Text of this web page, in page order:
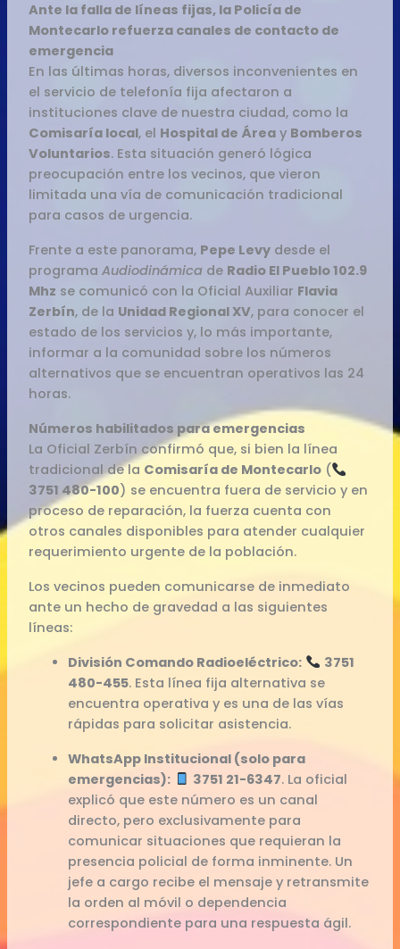
Ante la falla de líneas fijas, la Policía de
Montecarlo refuerza canales de contacto de
emergencia
En las últimas horas, diversos inconvenientes en
el servicio de telefonía fija afectaron a
instituciones clave de nuestra ciudad, como la
Comisaría local, el Hospital de Área y Bomberos
Voluntarios. Esta situación generó lógica
preocupación entre los vecinos, que vieron
limitada una vía de comunicación tradicional
para casos de urgencia.
Frente a este panorama, Pepe Levy desde el
programaAudiodinámica de Radio El Pueblo 102.9
Mhz se comunicó con la Oficial Auxiliar Flavia
Zerbín, de la Unidad Regional XV, para conocer el
estado de los servicios y, lo más importante,
informar a la comunidad sobre los números
alternativos que se encuentran operativos las 24
horas.
Números habilitados para emergencias
La Oficial Zerbín confirmó que, si bien la línea
tradicional de la Comisaría de Montecarlo (
3751 480-100) se encuentra fuera de servicio y en
proceso de reparación, la fuerza cuenta con
otros canales disponibles para atender cualquier
requerimiento urgente de la población.
Los vecinos pueden comunicarse de inmediato
ante un hecho de gravedad a las siguientes
líneas:
División Comando Radioeléctrico:
3751
480-455. Esta línea fija alternativa se
encuentra operativa y es una de las vías
rápidas para solicitar asistencia.
WhatsApp Institucional (solo para
emergencias):
3751 21-6347. La oficial
explicó que este número es un canal
directo, pero exclusivamente para
comunicar situaciones que requieran la
presencia policial de forma inminente. Un
jefe a cargo recibe el mensaje y retransmite
la orden al móvil o dependencia
correspondiente para una respuesta ágil.